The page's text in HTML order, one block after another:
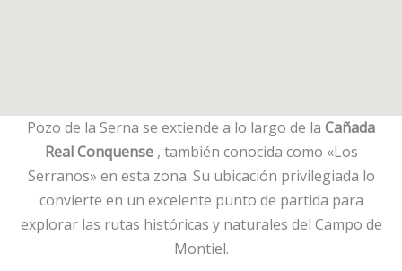
Pozo de la Serna se extiende a lo largo de la Cañada
Real Conquense, también conocida como «Los
Serranos» en esta zona. Su ubicación privilegiada lo
convierte en un excelente punto de partida para
explorar las rutas históricas y naturales del Campo de
Montiel.